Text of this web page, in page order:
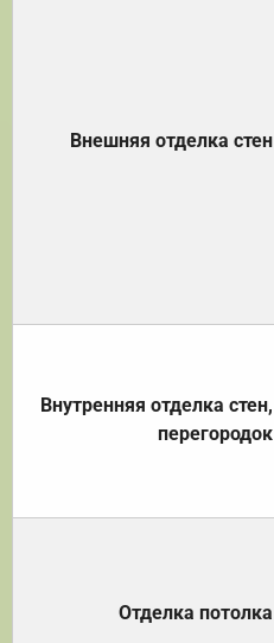
Внешняя отделка стен
Внутренняя отделка стен,
перегородок
Отделка потолка